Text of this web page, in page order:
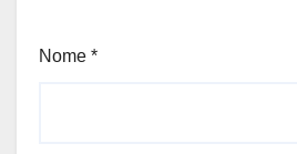
Nome *